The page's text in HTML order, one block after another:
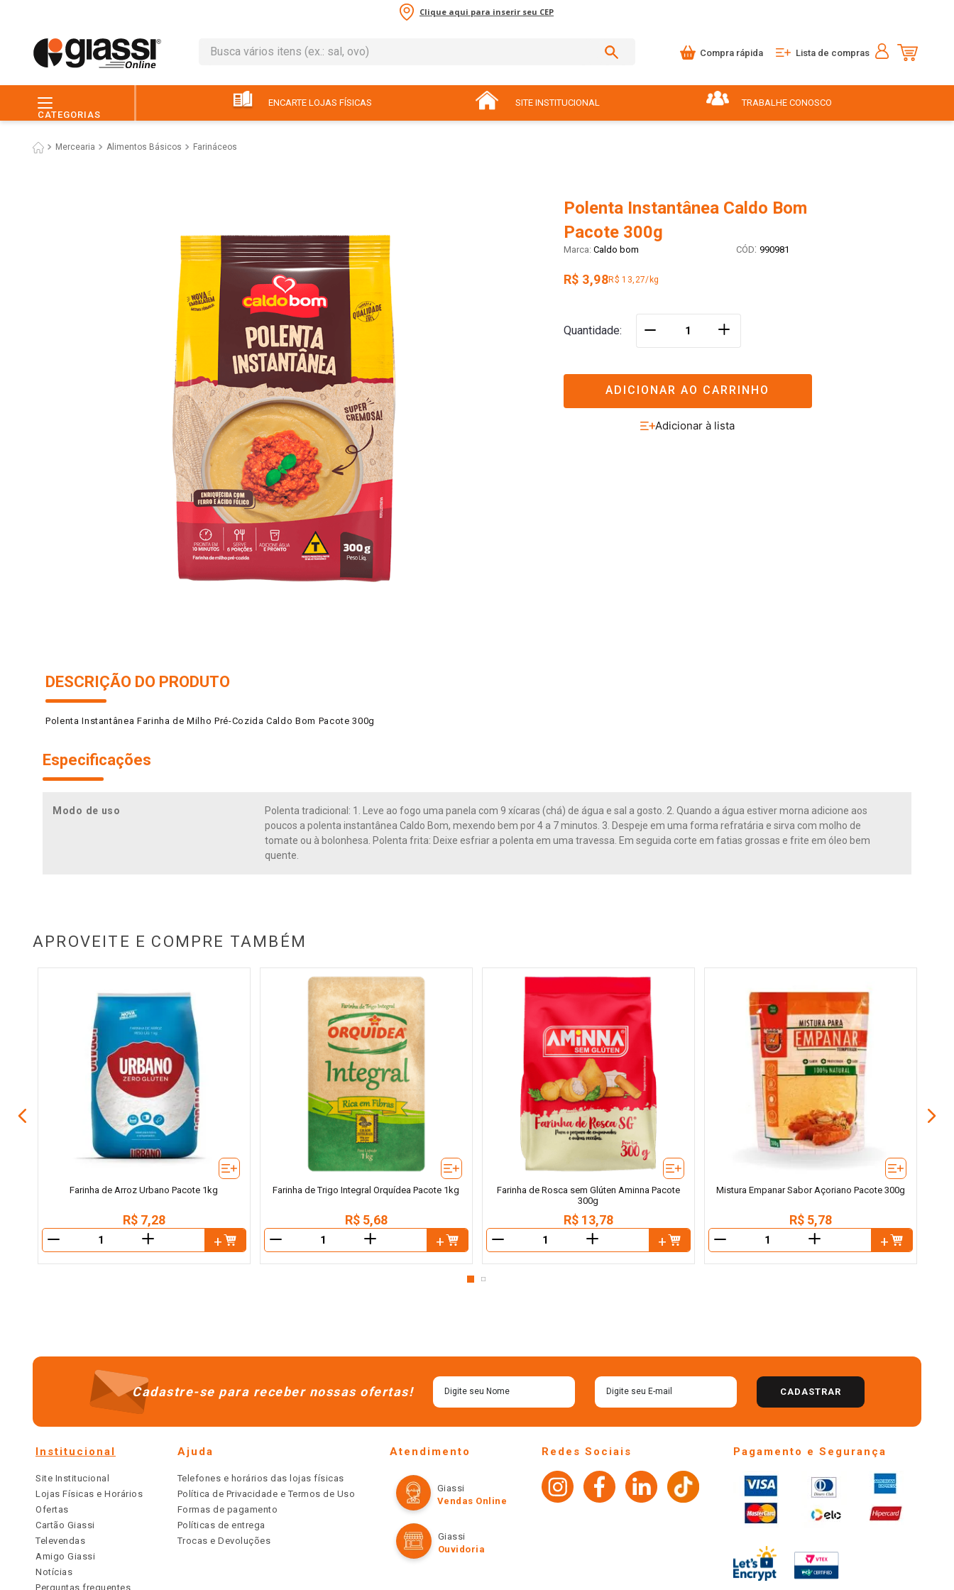
Clique aqui para inserir seu CEP
Busca vários itens (ex.: sal, ovo)
Compra rápida Lista de compras
CATEGORIAS
ENCARTE LOJAS FÍSICAS SITE INSTITUCIONAL TRABALHE CONOSCO
Mercearia Alimentos Básicos Farináceos
Polenta Instantânea Caldo Bom
Pacote 300g
Caldo bom : 990981
R$ 3,98R$ 13,27/kg
Quantidade ＋
ADICIONAR AO CARRINHO
DESCRIÇÃO DO PRODUTO
Polenta Instantânea Farinha de Milho Pré-Cozida Caldo Bom Pacote 300g
Especificações
Modo de uso
Polenta tradicional: 1. Leve ao fogo uma panela com 9 xícaras (chá) de água e sal a gosto. 2. Quando a água estiver morna adicione aos
poucos a polenta instantânea Caldo Bom, mexendo bem por 4 a 7 minutos. 3. Despeje em uma forma refratária e sirva com molho de
tomate ou à bolonhesa. Polenta frita: Deixe esfriar a polenta em uma travessa. Em seguida corte em fatias grossas e frite em óleo bem
quente.
APROVEITE E COMPRE TAMBÉM
Farinha de Arroz Urbano Pacote 1kg
R$ 7,28
＋
Farinha de Trigo Integral Orquídea Pacote 1kg
R$ 5,68
＋
Farinha de Rosca sem Glúten Aminna Pacote
300g
R$ 13,78
＋
Mistura Empanar Sabor Açoriano Pacote 300g
R$ 5,78
＋
Cadastre-se para receber nossas ofertas! CADASTRAR
Institucional
Site Institucional
Lojas Físicas e Horários
Ofertas
Cartão Giassi
Televendas
Amigo Giassi
Notícias
Perguntas frequentes
Ajuda
Telefones e horários das lojas físicas
Política de Privacidade e Termos de Uso
Formas de pagamento
Políticas de entrega
Trocas e Devoluções
Atendimento
Giassi
Vendas Online
Giassi
Ouvidoria
Redes Sociais Pagamento e Segurança
leite
3º queijo
7º ovo
º
9º macarrão
10 arroz